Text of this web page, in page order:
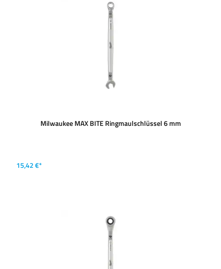
Milwaukee MAX BITE Ringmaulschlüssel 6 mm
15,42 €*